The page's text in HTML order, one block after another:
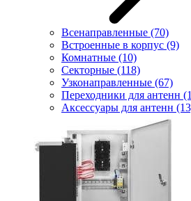
Всенаправленные (70)
Встроенные в корпус (9)
Комнатные (10)
Секторные (118)
Узконаправленные (67)
Переходники для антенн
Аксессуары для антенн